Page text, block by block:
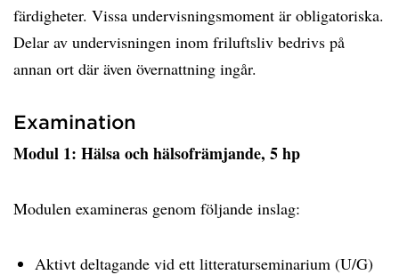
färdigheter. Vissa undervisningsmoment är obligatoriska.
Delar av undervisningen inom friluftsliv bedrivs på
annan ort där även övernattning ingår.
Examination
Modul 1: Hälsa och hälsofrämjande, 5 hp
Modulen examineras genom följande inslag:
Aktivt deltagande vid ett litteraturseminarium (U/G)